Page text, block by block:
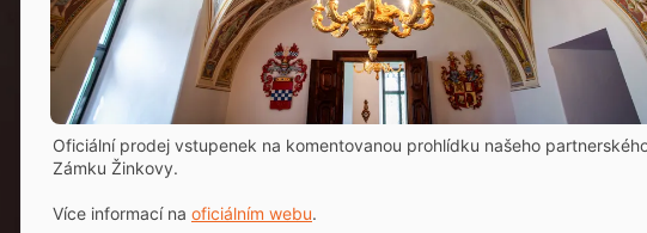
Oficiální prodej vstupenek na komentovanou prohlídku našeho
Zámku Žinkovy.
Více informací na oficiálním webu.